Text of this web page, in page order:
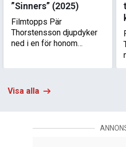
”Sinners” (2025)
Filmtopps Pär
Thorstensson djupdyker
ned i en för honom
Lied to You” av karaktären
Sammie i Ryan Cooglers
Visa alla